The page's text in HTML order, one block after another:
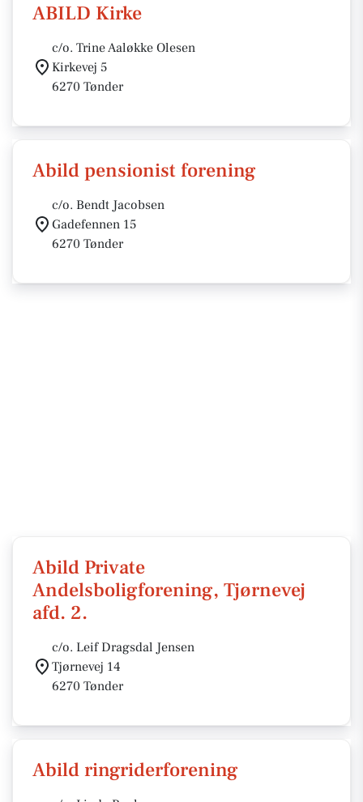
ABILD Kirke
c/o. Trine Aaløkke Olesen
Kirkevej 5
6270 Tønder
Abild pensionist forening
c/o. Bendt Jacobsen
Gadefennen 15
6270 Tønder
Abild Private
Andelsboligforening, Tjørnevej
afd. 2.
c/o. Leif Dragsdal Jensen
Tjørnevej 14
6270 Tønder
Abild ringriderforening